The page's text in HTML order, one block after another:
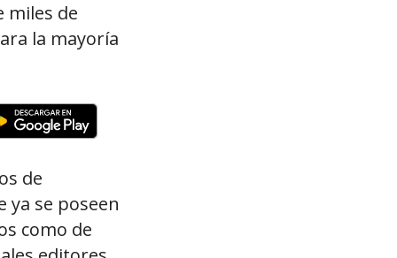
miles de
la mayoría
de
ya se poseen
como de